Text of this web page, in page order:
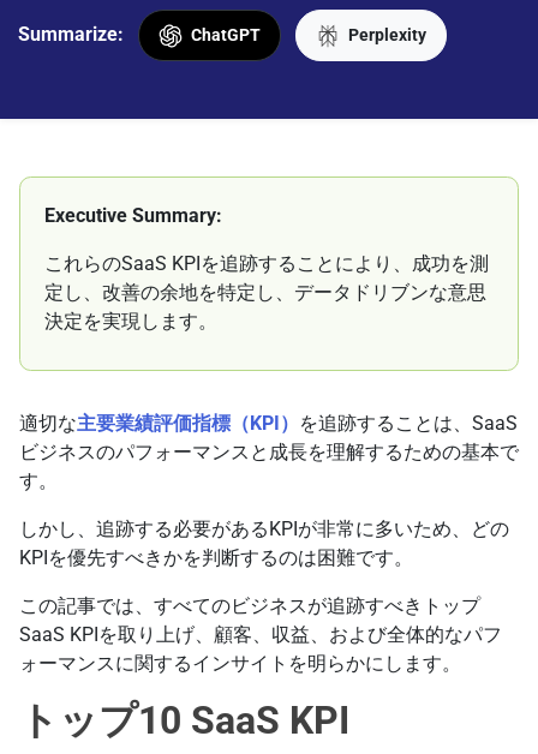
Summarize: ChatGPT Perplexity
Executive Summary:
これらのSaaS KPIを追跡することにより、成功を測
定し、改善の余地を特定し、データドリブンな意思
決定を実現します。
適切な主要業績評価指標（KPI） を追跡することは、SaaS
ビジネスのパフォーマンスと成長を理解するための基本で
す。
しかし、追跡する必要があるKPIが非常に多いため、どの
KPIを優先すべきかを判断するのは困難です。
この記事では、すべてのビジネスが追跡すべきトップ
SaaS KPIを取り上げ、顧客、収益、および全体的なパフ
ォーマンスに関するインサイトを明らかにします。
トップ10 SaaS KPI